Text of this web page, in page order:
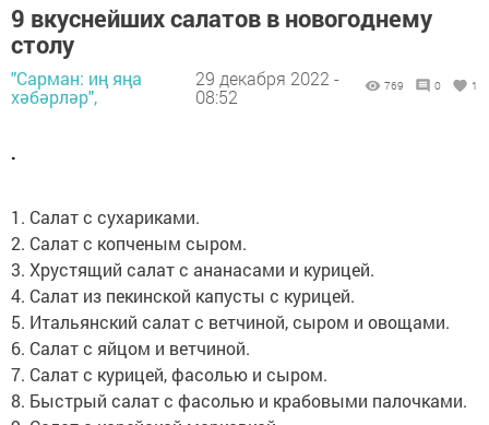
9 вкуснейших салатов в новогоднему
столу
"Сарман: иң яңа
хәбәрләр",
29 декабря 2022 -
08:52
769 0 1
.
1. Салат с сухариками.
2. Салат с копченым сыром.
3. Хрустящий салат с ананасами и курицей.
4. Салат из пекинской капусты с курицей.
5. Итальянский салат с ветчиной, сыром и овощами.
6. Салат с яйцом и ветчиной.
7. Салат с курицей, фасолью и сыром.
8. Быстрый салат с фасолью и крабовыми палочками.